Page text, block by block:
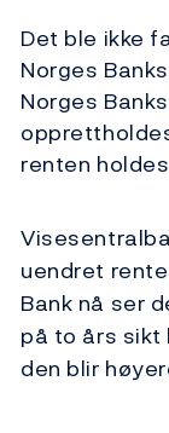
Det ble ikke
Norges
Norges
renten
uendret
Bank nå ser
på to års sikt
den blir